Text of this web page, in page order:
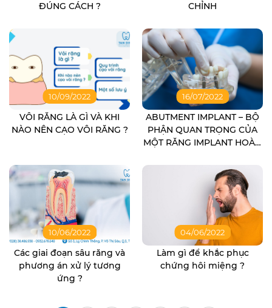
ĐÚNG CÁCH ?
CHỈNH
10/09/2022
VÔI RĂNG LÀ GÌ VÀ KHI
NÀO NÊN CẠO VÔI RĂNG ?
16/07/2022
ABUTMENT IMPLANT – BỘ
PHẬN QUAN TRỌNG CỦA
MỘT RĂNG IMPLANT HOÀN
10/06/2022
Các giai đoạn sâu răng và
phương án xử lý tương
ứng ?
04/06/2022
Làm gì để khắc phục
chứng hôi miệng ?